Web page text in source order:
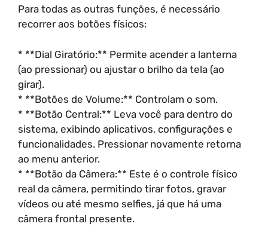
Para todas as outras funções, é necessário
recorrer aos botões físicos:
* **Dial Giratório:** Permite acender a lanterna
(ao pressionar) ou ajustar o brilho da tela (ao
girar).
* **Botões de Volume:** Controlam o som.
* **Botão Central:** Leva você para dentro do
sistema, exibindo aplicativos, configurações e
funcionalidades. Pressionar novamente retorna
ao menu anterior.
* **Botão da Câmera:** Este é o controle físico
real da câmera, permitindo tirar fotos, gravar
vídeos ou até mesmo selfies, já que há uma
câmera frontal presente.